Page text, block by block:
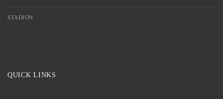
STADION
QUICK LINKS